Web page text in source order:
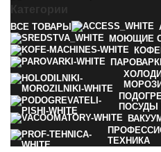
Категории
ВСЕ ТОВАРЫ
МОЮЩИЕ
ПОСУДЫ
ТЕХНИКА